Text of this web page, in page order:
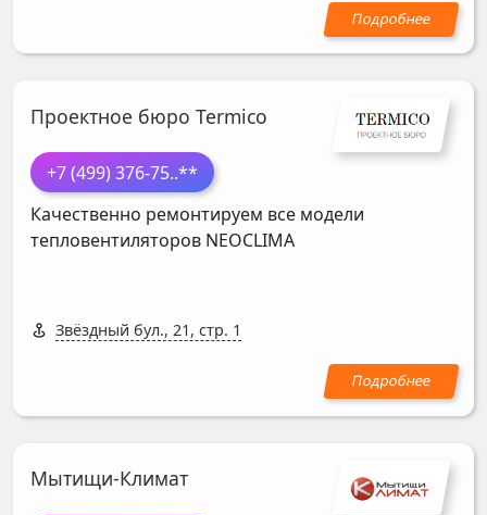
Проектное бюро Termico
+7 (499) 376-75..**
Качественно ремонтируем все модели
тепловентиляторов NEOCLIMA
Звёздный бул., 21, стр. 1
Мытищи-Климат